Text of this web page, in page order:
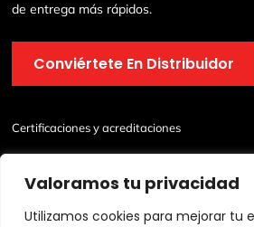
Valoramos tu privacidad
Utilizamos cookies para mejorar tu
de entrega más rápidos.
Conviértete En Distribuidor
Certificaciones y acreditaciones